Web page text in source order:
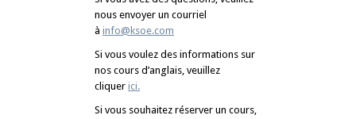
nous envoyer un courriel
à info@ksoe.com
Si vous voulez des informations sur
nos cours d’anglais, veuillez
cliquer ici.
Si vous souhaitez réserver un cours,